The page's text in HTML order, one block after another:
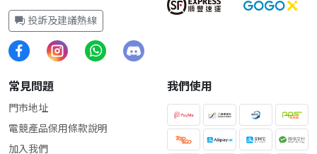
投訴及建議熱線
常見問題
門市地址
電競產品保用條款說明
加入我們
我們使用